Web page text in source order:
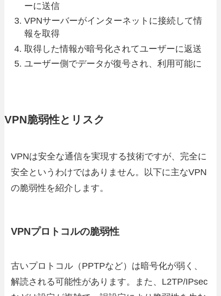
ーに送信
VPNサーバーがインターネットに接続して情
報を取得
取得した情報が暗号化されてユーザーに返送
ユーザー側でデータが復号され、利用可能に
VPN脆弱性とリスク
VPNは安全な通信を実現する技術ですが、完全に
安全というわけではありません。以下に主なVPN
の脆弱性を紹介します。
VPNプロトコルの脆弱性
古いプロトコル（PPTPなど）は暗号化が弱く、
解読される可能性があります。また、L2TP/IPsec